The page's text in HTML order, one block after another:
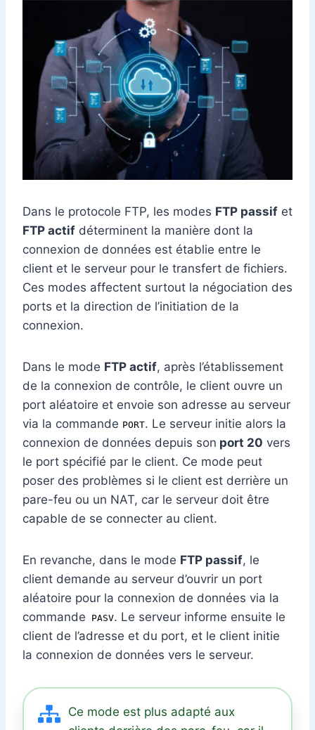
Dans le protocole FTP, les modes FTP passif et
FTP actif déterminent la manière dont la
connexion de données est établie entre le
client et le serveur pour le transfert de fichiers.
Ces modes affectent surtout la négociation des
ports et la direction de l’initiation de la
connexion.
Dans le mode FTP actif, après l’établissement
de la connexion de contrôle, le client ouvre un
port aléatoire et envoie son adresse au serveur
via la commande PORT. Le serveur initie alors la
connexion de données depuis son port 20 vers
le port spécifié par le client. Ce mode peut
poser des problèmes si le client est derrière un
pare-feu ou un NAT, car le serveur doit être
capable de se connecter au client.
En revanche, dans le mode FTP passif, le
client demande au serveur d’ouvrir un port
aléatoire pour la connexion de données via la
commande PASV. Le serveur informe ensuite le
client de l’adresse et du port, et le client initie
la connexion de données vers le serveur.
Ce mode est plus adapté aux